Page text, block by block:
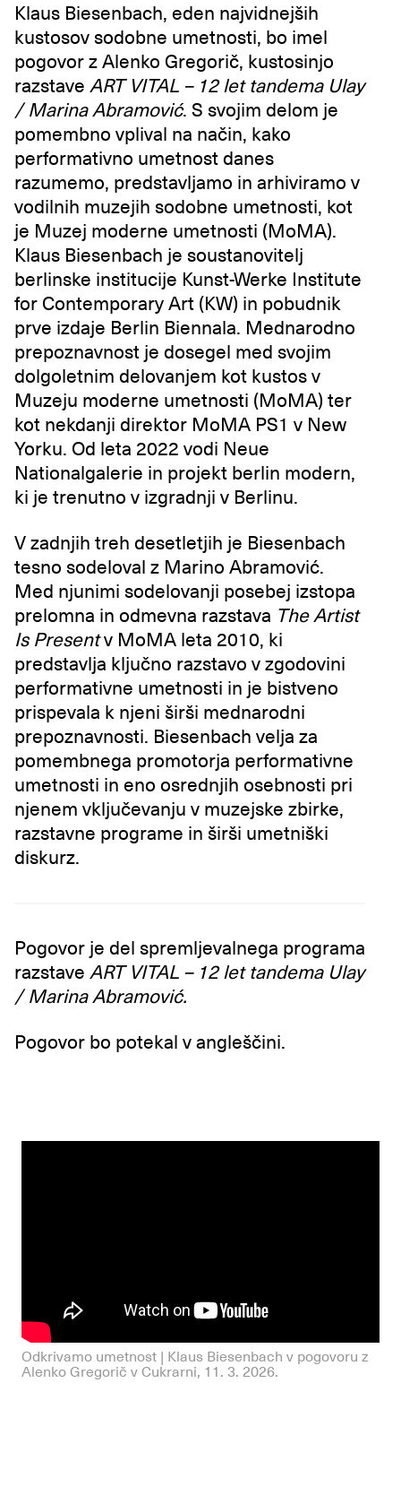
Klaus Biesenbach, eden najvidnejših
kustosov sodobne umetnosti, bo imel
pogovor z Alenko Gregorič, kustosinjo
razstave ART VITAL – 12 let tandema Ulay
/ Marina Abramović. S svojim delom je
pomembno vplival na način, kako
performativno umetnost danes
razumemo, predstavljamo in arhiviramo v
vodilnih muzejih sodobne umetnosti, kot
je Muzej moderne umetnosti (MoMA).
Klaus Biesenbach je soustanovitelj
berlinske institucije Kunst-Werke Institute
for Contemporary Art (KW) in pobudnik
prve izdaje Berlin Biennala. Mednarodno
prepoznavnost je dosegel med svojim
dolgoletnim delovanjem kot kustos v
Muzeju moderne umetnosti (MoMA) ter
kot nekdanji direktor MoMA PS1 v New
Yorku. Od leta 2022 vodi Neue
Nationalgalerie in projekt berlin modern,
ki je trenutno v izgradnji v Berlinu.
V zadnjih treh desetletjih je Biesenbach
tesno sodeloval z Marino Abramović.
Med njunimi sodelovanji posebej izstopa
prelomna in odmevna razstava The Artist
Is Presentv MoMA leta 2010, ki
predstavlja ključno razstavo v zgodovini
performativne umetnosti in je bistveno
prispevala k njeni širši mednarodni
prepoznavnosti. Biesenbach velja za
pomembnega promotorja performativne
umetnosti in eno osrednjih osebnosti pri
njenem vključevanju v muzejske zbirke,
razstavne programe in širši umetniški
diskurz.
Pogovor je del spremljevalnega programa
razstave ART VITAL – 12 let tandema Ulay
/ Marina Abramović.
Pogovor bo potekal v angleščini.
Odkrivamo umetnost | Klaus Biesenbach v pogovoru z
Alenko Gregorič v Cukrarni, 11. 3. 2026.